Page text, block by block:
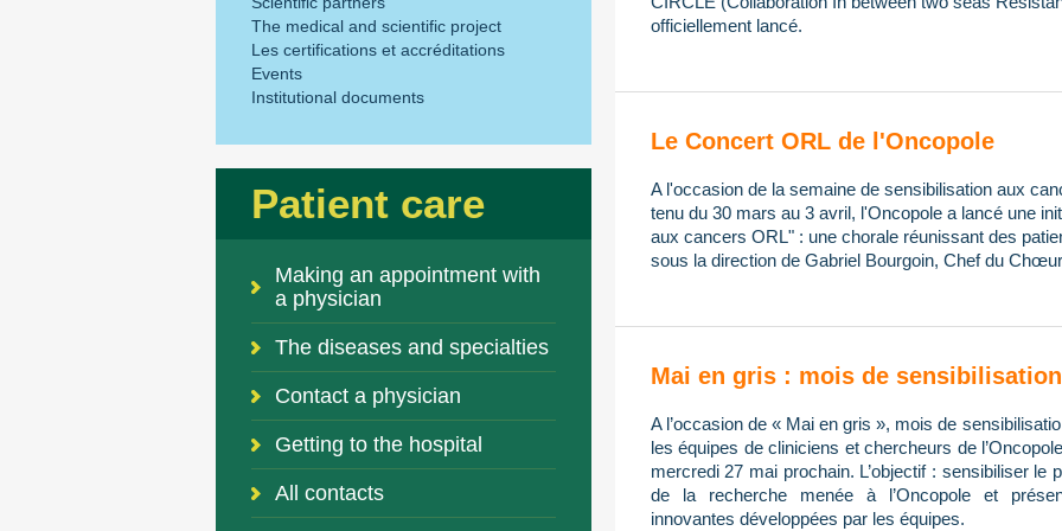
The medical and scientific project
Les certifications et accréditations
Events
Institutional documents
Patient care
Making an appointment with
a physician
The diseases and specialties
Contact a physician
Getting to the hospital
All contacts
officiellement lancé.
Le Concert ORL de l'Oncopole
A l'occasion de la semaine de sensibilisation aux
tenu du 30 mars au 3 avril, l'Oncopole a lancé une
aux cancers ORL" : une chorale réunissant des
sous la direction de Gabriel Bourgoin, Chef du
Mai en gris : mois de
A l’occasion de « Mai en gris », mois de
les équipes de cliniciens et chercheurs de
mercredi 27 mai prochain. L’objectif : sensibiliser le
de la recherche menée à l’Oncopole et
innovantes développées par les équipes.